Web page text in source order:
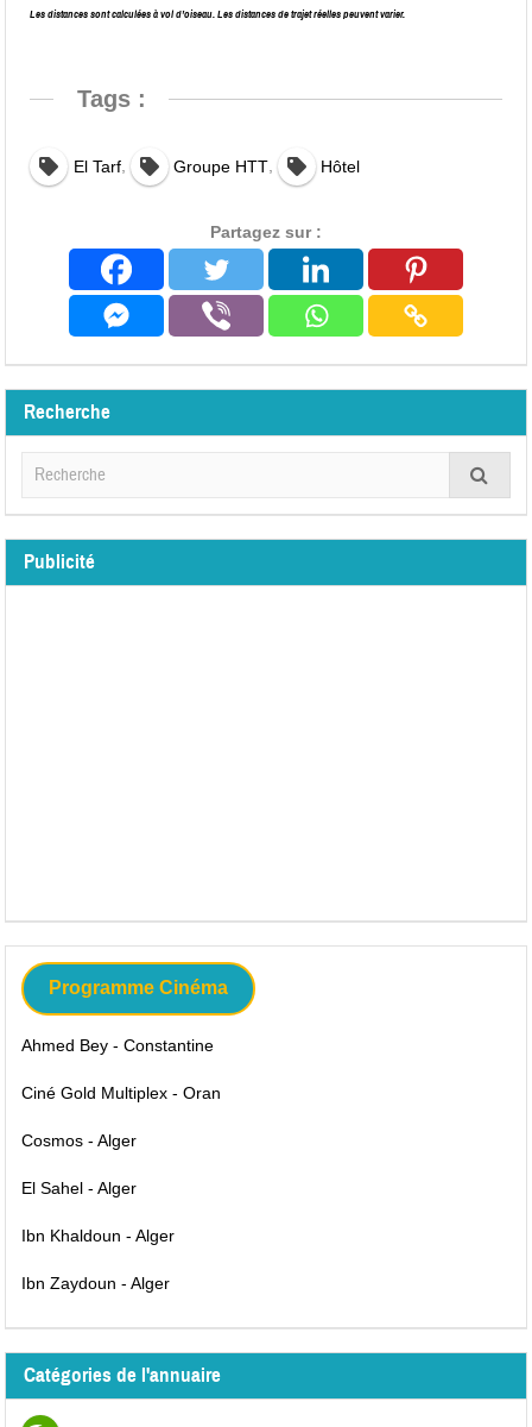
Les distances sont calculées à vol d’oiseau. Les distances de trajet réelles peuvent varier.
Tags :
El Tarf, Groupe HTT, Hôtel
Partagez sur :
Recherche
Publicité
Programme Cinéma
Ahmed Bey - Constantine
Ciné Gold Multiplex - Oran
Cosmos - Alger
El Sahel - Alger
Ibn Khaldoun - Alger
Ibn Zaydoun - Alger
Catégories de l'annuaire